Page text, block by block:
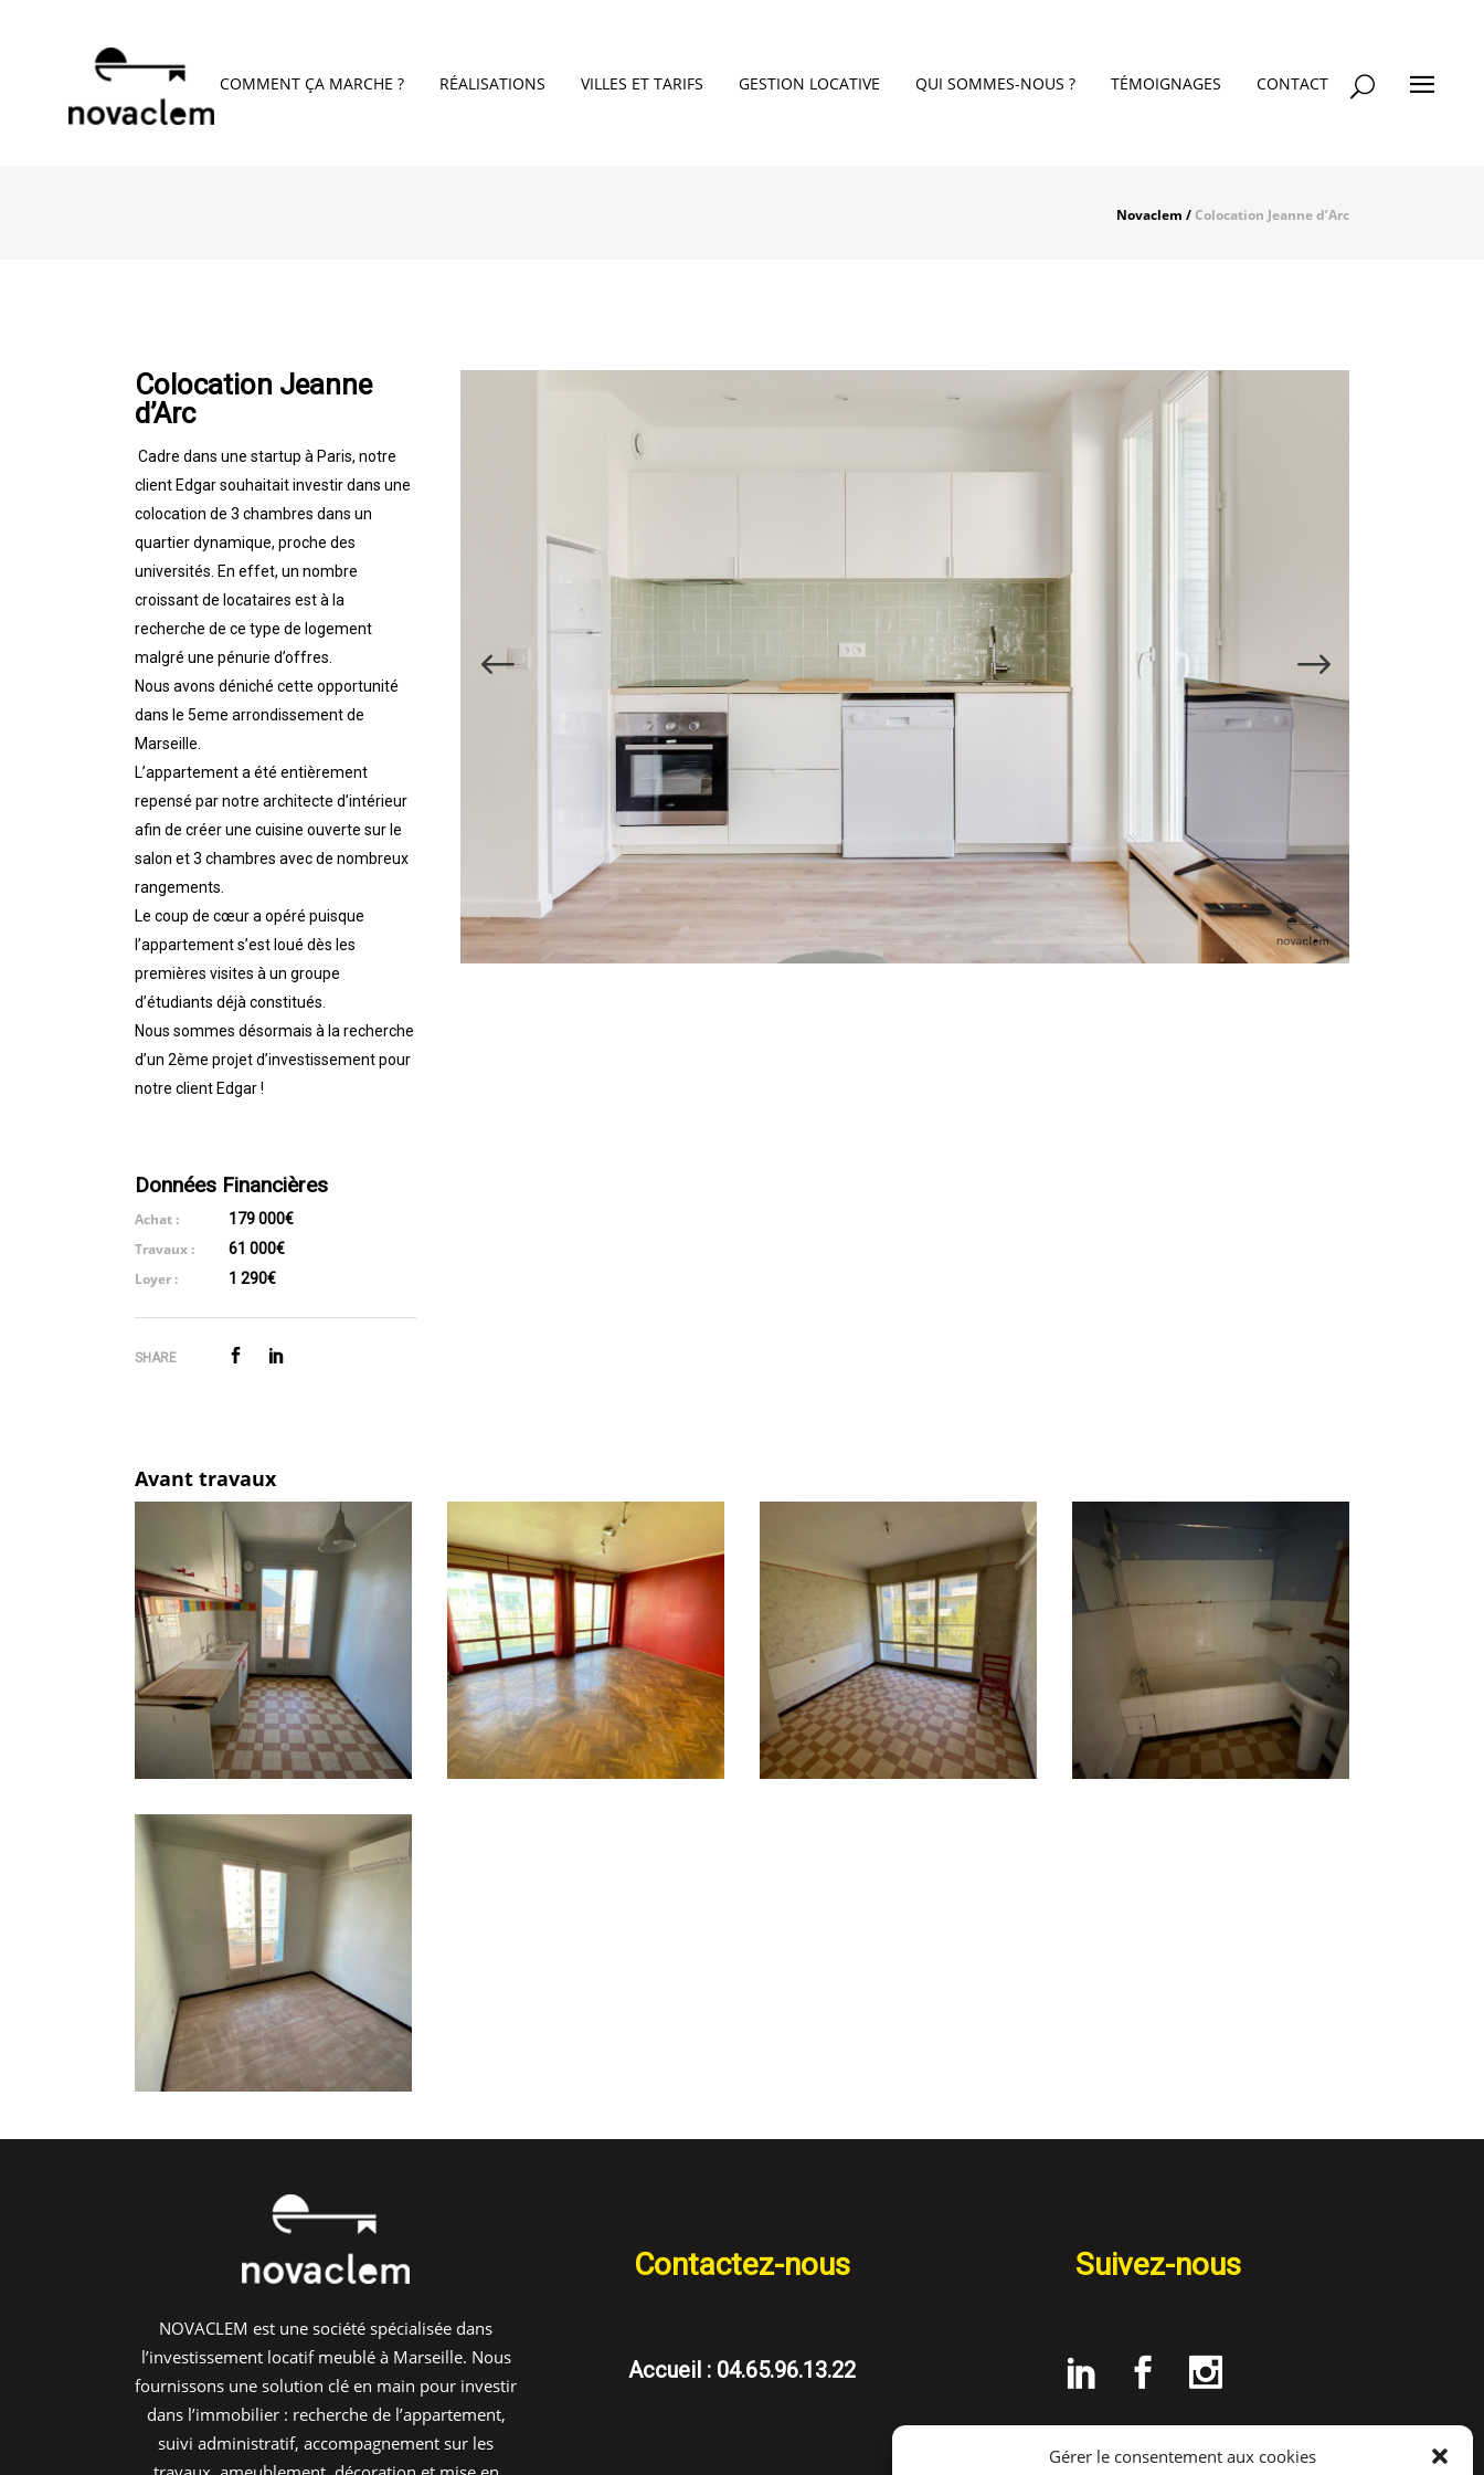
Gérer le consentement aux cookies
COMMENT ÇA MARCHE ? RÉALISATIONS VILLES ET TARIFS GESTION LOCATIVE QUI SOMMES-NOUS ? TÉMOIGNAGES CONTACT
Novaclem / Colocation Jeanne d’Arc
Colocation Jeanne
d’Arc
Cadre dans une startup à Paris, notre
client Edgar souhaitait investir dans une
colocation de 3 chambres dans un
quartier dynamique, proche des
universités. En effet, un nombre
croissant de locataires est à la
recherche de ce type de logement
malgré une pénurie d’offres.
Nous avons déniché cette opportunité
dans le 5eme arrondissement de
Marseille.
L’appartement a été entièrement
repensé par notre architecte d’intérieur
afin de créer une cuisine ouverte sur le
salon et 3 chambres avec de nombreux
rangements.
Le coup de cœur a opéré puisque
l’appartement s’est loué dès les
premières visites à un groupe
d’étudiants déjà constitués.
Nous sommes désormais à la recherche
d’un 2ème projet d’investissement pour
notre client Edgar !
Données Financières
Achat : 179 000€
Travaux : 61 000€
Loyer : 1 290€
SHARE
Avant travaux
NOVACLEM est une société spécialisée dans
l’investissement locatif meublé à Marseille. Nous
fournissons une solution clé en main pour investir
dans l’immobilier : recherche de l’appartement,
suivi administratif, accompagnement sur les
Contactez-nous
Accueil : 04.65.96.13.22
Suivez-nous